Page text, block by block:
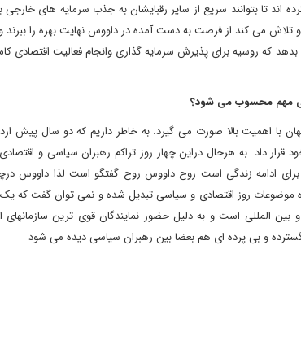
اند تا بتوانند سریع از سایر رقبایشان به جذب سرمایه های خارجی
می کند از فرصت به دست آمده در داووس نهایت بهره را
که روسیه برای پذیرش سرمایه گذاری وانجام فعالیت اقتصادی
مهم محسوب می شود؟
با اهمیت بالا صورت می گیرد. به خاطر داریم که دو سال پیش
قرار داد. به هرحال دراین چهار روز تراکم رهبران سیاسی و
ادامه زندگی است روح داووس روح گفتگو است لذا داووس
موضوعات روز اقتصادی و سیاسی تبدیل شده و نمی توان گفت که
المللی است و به دلیل حضور نمایندگان قوی ترین سازمانهای
و بی پرده ای هم بعضا بین رهبران سیاسی دیده می شود